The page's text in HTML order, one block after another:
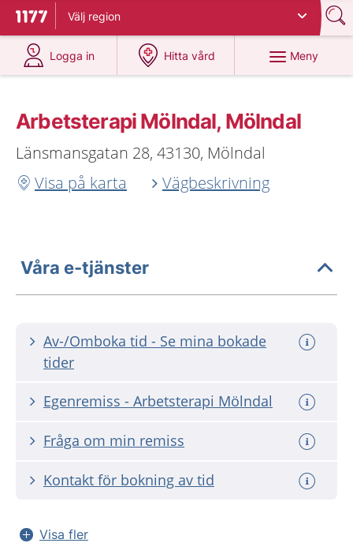
Till startsidan för 1177
Välj region
Logga in
på 1177.se
Hitta vård
på 1177.se
Meny
Arbetsterapi Mölndal, Mölndal
Länsmansgatan 28, 43130, Mölndal
Visa på karta
Vägbeskrivning
Våra e-tjänster
Av-/Omboka tid - Se mina bokade
tider
Egenremiss - Arbetsterapi Mölndal
Fråga om min remiss
Kontakt för bokning av tid
Visa fler